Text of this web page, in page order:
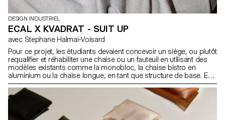
DESIGN INDUSTRIEL
ECAL X KVADRAT - SUIT UP
avec Stephane Halmai-Voisard
Pour ce projet, les étudiants devaient concevoir un siège, ou plutôt
requalifier et réhabiliter une chaise ou un fauteuil en utilisant des
modèles existants comme la monobloc, la chaise bistro en
aluminium ou la chaise longue, en tant que structure de base. En
employant des textiles d’ameublement Kvadrat, les designs
devaient être réversibles, c’est-à-dire ne pas altérer la structure
existante. Tout en pouvant conserver ou modifier la fonction
originale de la chaise, les propositions visaient à améliorer le
confort et l’aspect esthétique des sièges.